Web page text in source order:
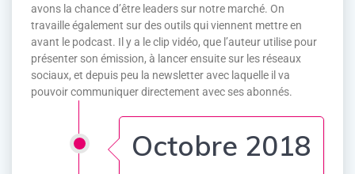
avons la chance d’être leaders sur notre marché. On
travaille également sur des outils qui viennent mettre en
avant le podcast. Il y a le clip vidéo, que l’auteur utilise pour
présenter son émission, à lancer ensuite sur les réseaux
sociaux, et depuis peu la newsletter avec laquelle il va
pouvoir communiquer directement avec ses abonnés.
Octobre 2018